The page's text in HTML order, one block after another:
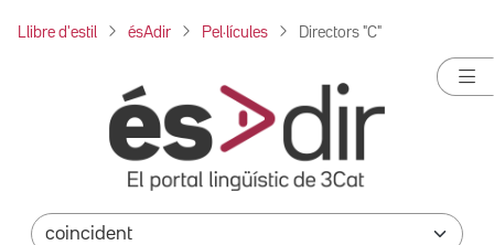
Llibre d'estil ésAdir Pel·lícules Directors "C"